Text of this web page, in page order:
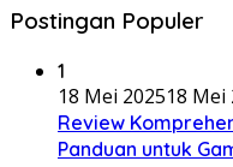
Postingan Populer
1
18 Mei 202518 Mei
Review
Panduan untuk